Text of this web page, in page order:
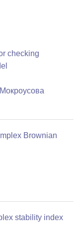
checking
Brownian
stability index